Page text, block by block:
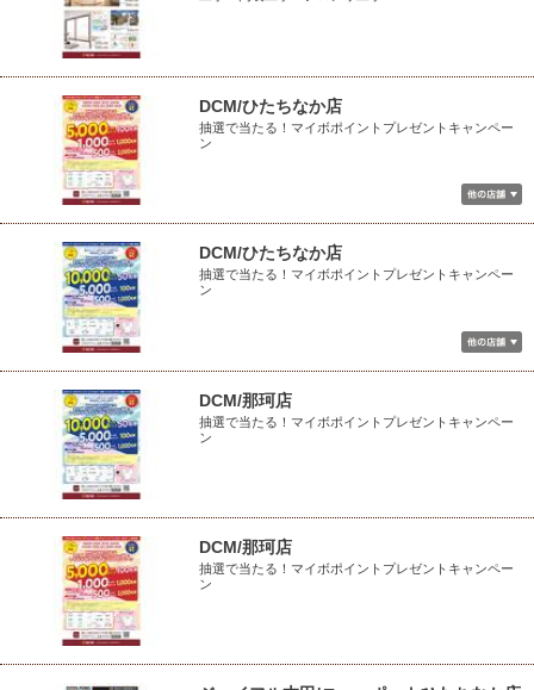
DCM/ひたちなか店
抽選で当たる！マイボポイントプレゼントキャンペー
ン
DCM/ひたちなか店
抽選で当たる！マイボポイントプレゼントキャンペー
ン
DCM/那珂店
抽選で当たる！マイボポイントプレゼントキャンペー
ン
DCM/那珂店
抽選で当たる！マイボポイントプレゼントキャンペー
ン